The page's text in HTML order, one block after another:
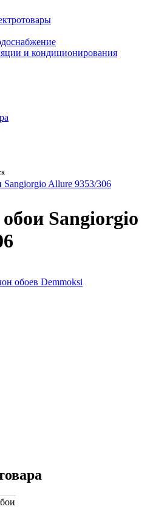
и кондиционирования
Sangiorgio Allure 9353/306
Sangiorgio
обоев Demmoksi